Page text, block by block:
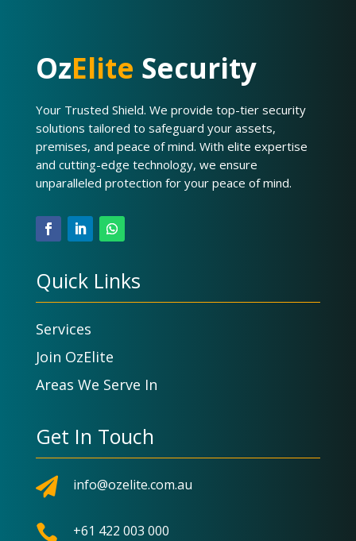
OzElite Security
Your Trusted Shield. We provide top-tier security
solutions tailored to safeguard your assets,
premises, and peace of mind. With elite expertise
and cutting-edge technology, we ensure
unparalleled protection for your peace of mind.
Quick Links
Services
Join OzElite
Areas We Serve In
Get In Touch
 info@ozelite.com.au
 +61 422 003 000